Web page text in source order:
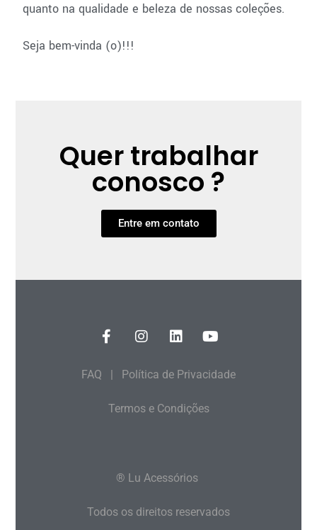
quanto na qualidade e beleza de nossas coleções.
Seja bem-vinda (o)!!!
Quer trabalhar
conosco ?
Entre em contato
FAQ | Política de Privacidade
Termos e Condições
® Lu Acessórios
Todos os direitos reservados